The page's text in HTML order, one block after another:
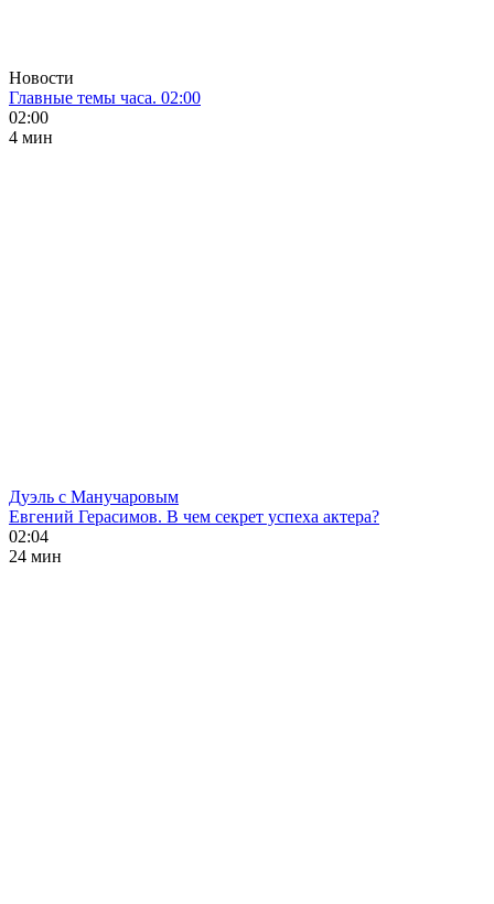
Новости
Главные темы часа. 02:00
02:00
4 мин
Дуэль с Манучаровым
Евгений Герасимов. В чем секрет успеха актера?
02:04
24 мин